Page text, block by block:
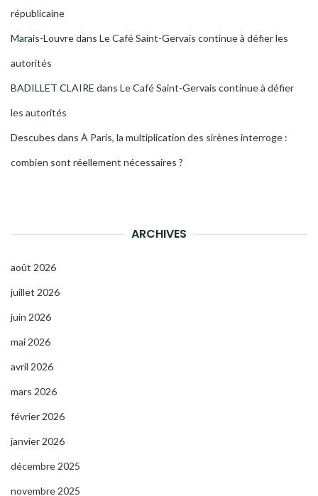
républicaine
Marais-Louvredans Le Café Saint-Gervais continue à défier les
autorités
BADILLET CLAIRE dans Le Café Saint-Gervais continue à défier
les autorités
Descubes dans À Paris, la multiplication des sirènes interroge :
combien sont réellement nécessaires ?
ARCHIVES
août 2026
juillet 2026
juin 2026
mai 2026
avril 2026
mars 2026
février 2026
janvier 2026
décembre 2025
novembre 2025